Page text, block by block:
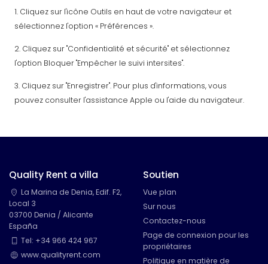
1. Cliquez sur l'icône Outils en haut de votre navigateur et
sélectionnez l'option « Préférences ».
2. Cliquez sur "Confidentialité et sécurité" et sélectionnez
l'option Bloquer "Empêcher le suivi intersites".
3. Cliquez sur "Enregistrer". Pour plus d'informations, vous
pouvez consulter l'assistance Apple ou l'aide du navigateur.
Quality Rent a villa
La Marina de Denia, Edif. F2,
Local 3
03700 Denia / Alicante
España
Tel: +34 966 424 967
www.qualityrent.com
Soutien
Vue plan
Sur nous
Contactez-nous
Page de connexion pour les
propriétaires
Politique en matière de